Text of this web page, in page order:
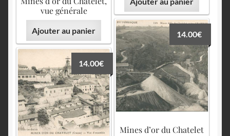
vue générale
Ajouter au panier
Mines d’or du Chatelet
14.00€
14.00€